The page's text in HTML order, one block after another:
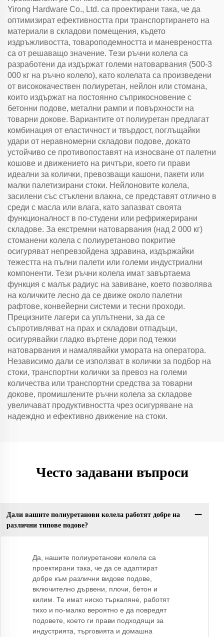
Yirong Hardware Co., Ltd. са проектирани така, че да
оптимизират ефективността при транспортирането на
материали в складови помещения, където
издръжливостта, товароподемността и маневреността
са от решаващо значение. Тези ръчни колела са
разработени да издържат големи натоварвания (500-3
000 кг на ръчно колело), като колелата са произведени
от висококачествен полиуретан, нейлон или стомана,
които издържат на постоянно съприкосновение с
бетонни подове, метални рампи и повърхности на
товарни докове. Вариантите от полиуретан предлагат
комбинация от еластичност и твърдост, поглъщайки
удари от неравномерни складови подове, докато
устойчиво се противопоставят на износване от палетни
кошове и движението на ричтъри, което ги прави
идеални за колички, превозващи кашони, пакети или
малки палетизирани стоки. Нейлоновите колела,
засилени със стъклени влакна, се представят отлично в
среди с масла или влага, като запазват своята
функционалност в по-студени или рефрижерирани
складове. За екстремни натоварвания (над 2 000 кг)
стоманени колела с полиуретаново покритие
осигуряват непревзойдена здравина, издържайки
тежестта на пълни палети или големи индустриални
компоненти. Тези ръчни колела имат завъртаема
функция с малък радиус на завиване, което позволява
на количките лесно да се движе около палетни
рафтове, конвейерни системи и тесни проходи.
Прецизните лагери са уплътнени, за да се
съпротивляват на прах и складови отпадъци,
осигурявайки гладко въртене дори под тежки
натоварвания и намалявайки умората на оператора.
Независимо дали се използват в колички за подбор на
стоки, транспортни колички за превоз на големи
количества или транспортни средства за товарни
докове, промишлените ръчни колела за складове
увеличават продуктивността чрез осигуряване на
надеждно и ефективно движение на стоки.
Често задавани въпроси
Дали вашите полиуретанови колела работят добре на
различни типове подове?
Да, нашите полиуретанови колела са
проектирани така, че да се адаптират
добре към различни видове подове,
включително дървени, плочи, бетон и
килим. Те имат ниско търкаляне, работят
тихо и по-малко вероятно е да повредят
подовете, което ги прави подходящи за
индустрията, търговията и домашна